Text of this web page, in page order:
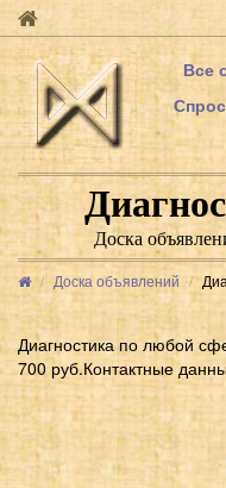
Все
Спрос
Доска
Доска объявлений
Диагностика по любой
700 руб.Контактные